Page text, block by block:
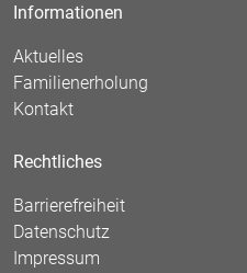
Informationen
Aktuelles
Familienerholung
Kontakt
Rechtliches
Barrierefreiheit
Datenschutz
Impressum